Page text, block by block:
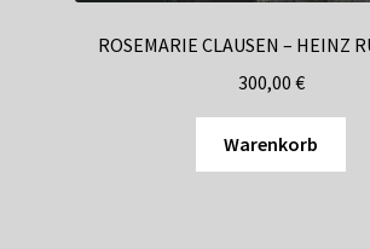
ROSEMARIE CLAUSEN – HEINZ
300,00 €
Warenkorb